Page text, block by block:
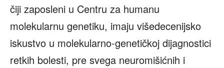
čiji zaposleni u Centru za humanu
molekularnu genetiku, imaju višedecenijsko
iskustvo u molekularno-genetičkoj dijagnostici
retkih bolesti, pre svega neuromišićnih i